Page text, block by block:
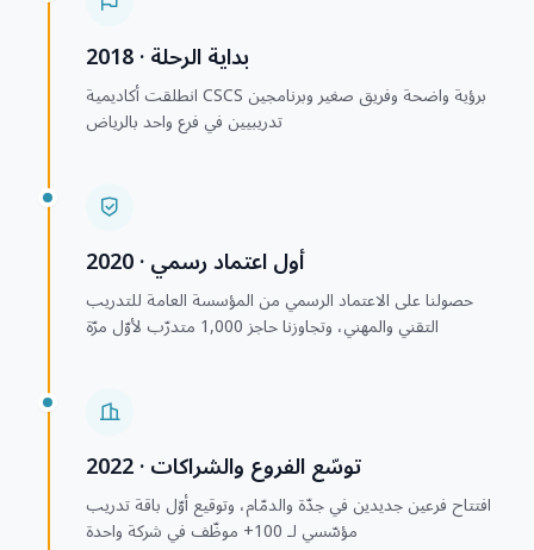
2018 · بداية الرحلة
انطلقت أكاديمية CSCS برؤية واضحة وفريق صغير وبرنامجين
تدريبيين في فرع واحد بالرياض
2020 · أول اعتماد رسمي
حصولنا على الاعتماد الرسمي من المؤسسة العامة للتدريب
التقني والمهني، وتجاوزنا حاجز 1,000 متدرّب لأوّل مرّة
2022 · توسّع الفروع والشراكات
افتتاح فرعين جديدين في جدّة والدمّام، وتوقيع أوّل باقة تدريب
مؤسّسي لـ 100+ موظّف في شركة واحدة